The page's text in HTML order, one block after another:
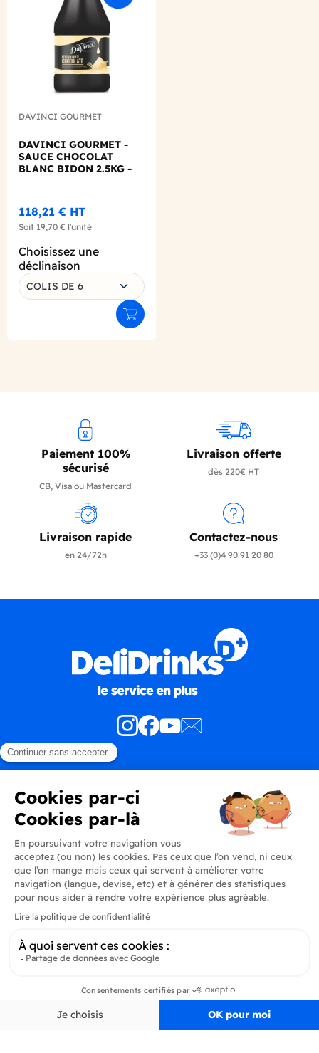
DAVINCI GOURMET
DAVINCI GOURMET -
SAUCE CHOCOLAT
BLANC BIDON 2.5KG -
118,21 € HT
Soit 19,70 € l'unité
Choisissez une
déclinaison
COLIS DE 6
Ajouter au panier
Paiement 100%
sécurisé
CB, Visa ou Mastercard
Livraison offerte
dès 220€ HT
Livraison rapide
en 24/72h
Contactez-nous
+33 (0)4 90 91 20 80
Produits
En savoir plus
Informations
Inscrivez-vous et soyez au courant de toutes les dernières nouveautés de
Delidrinks